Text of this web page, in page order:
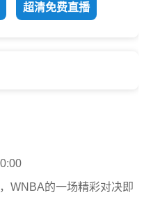
超清免费直播
WNBA的一场精彩对决即